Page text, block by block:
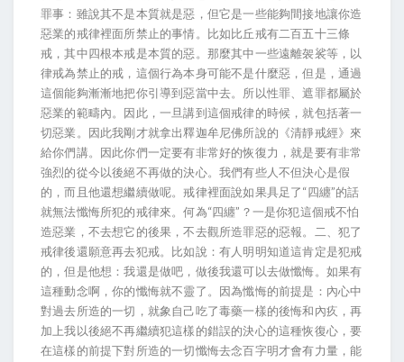
罪事：雖說其不是本質就是惡，但它是一些能夠間接地讓你造
惡業的戒律裡面所禁止的事情。比如比丘戒有二百五十三條
戒，其中四根本戒是本質的惡。那麼其中一些遠離袈裟等，以
律戒為禁止的戒，這個行為本身可能不是什麼惡，但是，通過
這個能夠漸漸地把你引導到惡當中去。所以性罪、遮罪都屬於
惡業的範疇內。因此，一旦講到這個戒律的時候，就包括著一
切惡業。因此我剛才就拿出釋迦牟尼佛所說的《清靜戒經》來
給你們講。因此你們一定要有非常好的恢復力，就是要有非常
強烈的從今以後絕不再做的決心。我們有些人不但決心是假
的，而且他還想繼續做呢。戒律裡面說如果具足了“四纏”的話
就無法懺悔所犯的戒律來。何為“四纏”？一是你犯這個戒不怕
造惡業，不去想它的後果，不去觀所造罪惡的惡報。二、犯了
戒律後還願意再去犯戒。比如說：有人明明知道這肯定是犯戒
的，但是他想：我還是做吧，做後我還可以去做懺悔。如果有
這種動念啊，你的懺悔就不靈了。因為懺悔的前提是：內心中
對過去所造的一切，就象自己吃了毒藥一樣的後悔和內疚，再
加上我以後絕不再繼續犯這樣的錯誤的決心的這種恢復心，要
在這樣的前提下對所造的一切懺悔去念百字明才會有力量，能